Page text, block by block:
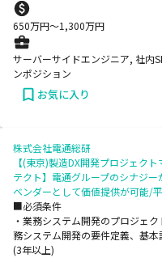
650万円〜1,300万円
サーバーサイドエンジニア, 社内
ンポジション
お気に入り
株式会社電通総研
【(東京)製造DX開発プロジェク
テクト】電通グループのシナジ
ベンダーとして価値提供が可能/
■必須条件
・業務システム開発のプロジェ
務システム開発の要件定義、基
(3年以上)